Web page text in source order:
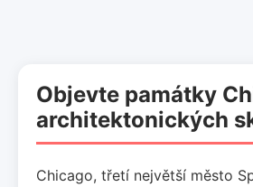
Objevte památky
architektonických
Chicago, třetí největší město